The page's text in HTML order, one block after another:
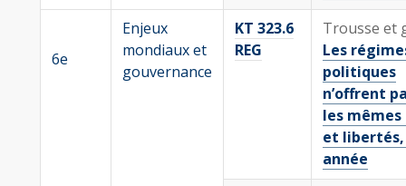
6e
Enjeux
mondiaux et
gouvernance
KT 323.6
REG
Trousse et
Les
politiques
n’offrent
les
et libertés,
année